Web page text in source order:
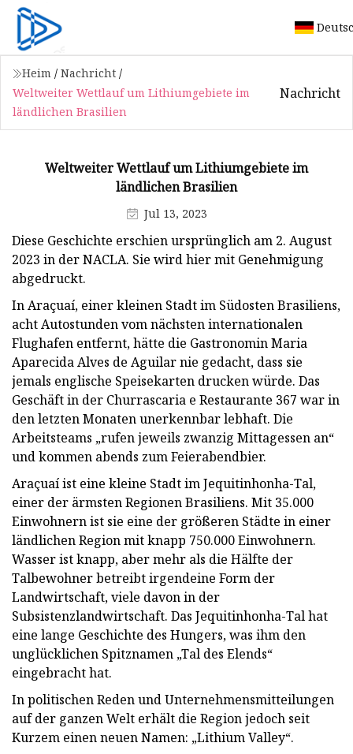
Heim / Nachricht /
Weltweiter Wettlauf um Lithiumgebiete im
ländlichen Brasilien
Nachricht
Weltweiter Wettlauf um Lithiumgebiete im
ländlichen Brasilien
Jul 13, 2023
Diese Geschichte erschien ursprünglich am 2. August
2023 in der NACLA. Sie wird hier mit Genehmigung
abgedruckt.
In Araçuaí, einer kleinen Stadt im Südosten Brasiliens,
acht Autostunden vom nächsten internationalen
Flughafen entfernt, hätte die Gastronomin Maria
Aparecida Alves de Aguilar nie gedacht, dass sie
jemals englische Speisekarten drucken würde. Das
Geschäft in der Churrascaria e Restaurante 367 war in
den letzten Monaten unerkennbar lebhaft. Die
Arbeitsteams „rufen jeweils zwanzig Mittagessen an“
und kommen abends zum Feierabendbier.
Araçuaí ist eine kleine Stadt im Jequitinhonha-Tal,
einer der ärmsten Regionen Brasiliens. Mit 35.000
Einwohnern ist sie eine der größeren Städte in einer
ländlichen Region mit knapp 750.000 Einwohnern.
Wasser ist knapp, aber mehr als die Hälfte der
Talbewohner betreibt irgendeine Form der
Landwirtschaft, viele davon in der
Subsistenzlandwirtschaft. Das Jequitinhonha-Tal hat
eine lange Geschichte des Hungers, was ihm den
unglücklichen Spitznamen „Tal des Elends“
eingebracht hat.
In politischen Reden und Unternehmensmitteilungen
auf der ganzen Welt erhält die Region jedoch seit
Kurzem einen neuen Namen: „Lithium Valley“.